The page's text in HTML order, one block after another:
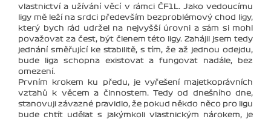
vlastnictví a užívání věcí v rámci ČF1L. Jako vedoucímu
ligy mě leží na srdci především bezproblémový chod ligy,
který bych rád udržel na nejvyšší úrovni a sám si mohl
považovat za čest, být členem této ligy. Zahájil jsem tedy
jednání směřující ke stabilitě, s tím, že až jednou odejdu,
bude liga schopna existovat a fungovat nadále, bez
omezení.
Prvním krokem ku předu, je vyřešení majetkoprávních
vztahů k věcem a činnostem. Tedy od dnešního dne,
stanovuji závazné pravidlo, že pokud někdo něco pro ligu
bude chtít udělat s jakýmkoli vlastnickým nárokem, je